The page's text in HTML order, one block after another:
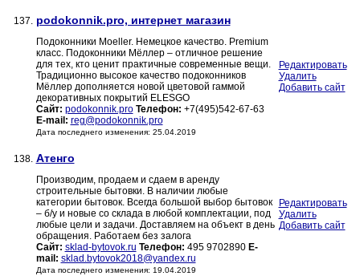
137. podokonnik.pro, интернет магазин
Подоконники Moeller. Немецкое качество. Premium
класс. Подоконники Мёллер – отличное решение
для тех, кто ценит практичные современные вещи.
Традиционно высокое качество подоконников
Мёллер дополняется новой цветовой гаммой
декоративных покрытий ELESGO
Сайт: podokonnik.pro Телефон: +7(495)542-67-63
E-mail: reg@podokonnik.pro
Дата последнего изменения: 25.04.2019
Редактировать
Удалить
Добавить сайт
138. Атенго
Производим, продаем и сдаем в аренду
строительные бытовки. В наличии любые
категории бытовок. Всегда большой выбор бытовок
– б/у и новые со склада в любой комплектации, под
любые цели и задачи. Доставляем на объект в день
обращения. Работаем без залога
Сайт: sklad-bytovok.ru Телефон: 495 9702890 E-
mail: sklad.bytovok2018@yandex.ru
Дата последнего изменения: 19.04.2019
Редактировать
Удалить
Добавить сайт